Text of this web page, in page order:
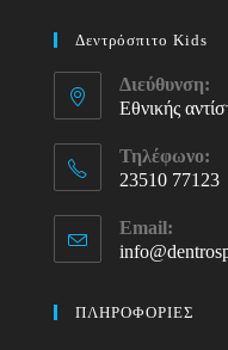
Δεντρόσπιτο Kids
Διεύθυνση:
Εθνικής
Τηλέφωνο:
23510 77123
in
your
Email:
ΠΛΗΡΟΦΟΡΙΕΣ